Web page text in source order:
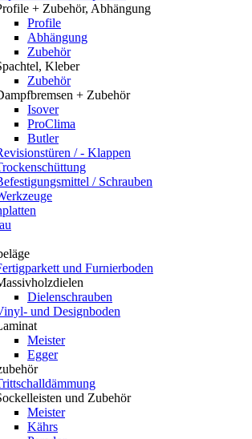
+ Zubehör, Abhängung
Profile
Abhängung
Zubehör
Kleber
Zubehör
+ Zubehör
Isover
ProClima
Butler
/ - Klappen
/ Schrauben
und Furnierboden
Dielenschrauben
und Designboden
Meister
Egger
und Zubehör
Meister
Kährs